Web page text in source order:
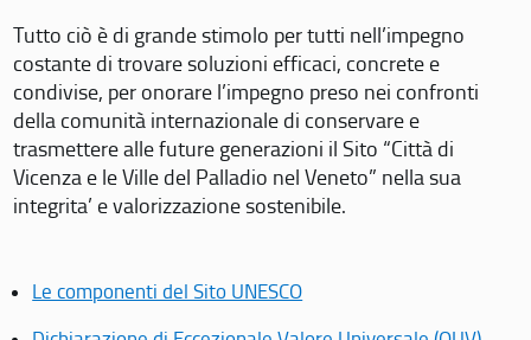
Tutto ciò è di grande stimolo per tutti nell’impegno
costante di trovare soluzioni efficaci, concrete e
condivise, per onorare l’impegno preso nei confronti
della comunità internazionale di conservare e
trasmettere alle future generazioni il Sito “Città di
Vicenza e le Ville del Palladio nel Veneto” nella sua
integrita’ e valorizzazione sostenibile.
Le componenti del Sito UNESCO